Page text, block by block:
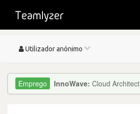
Toggle
Utilizador anónimo
InnoWave: Cloud Architect